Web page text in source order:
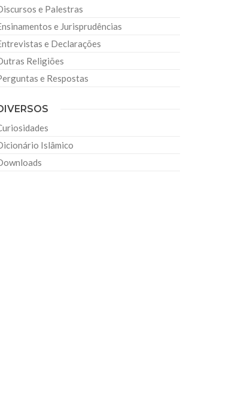
e Palestras
e Jurisprudências
e Declarações
Religiões
e Respostas
Islâmico